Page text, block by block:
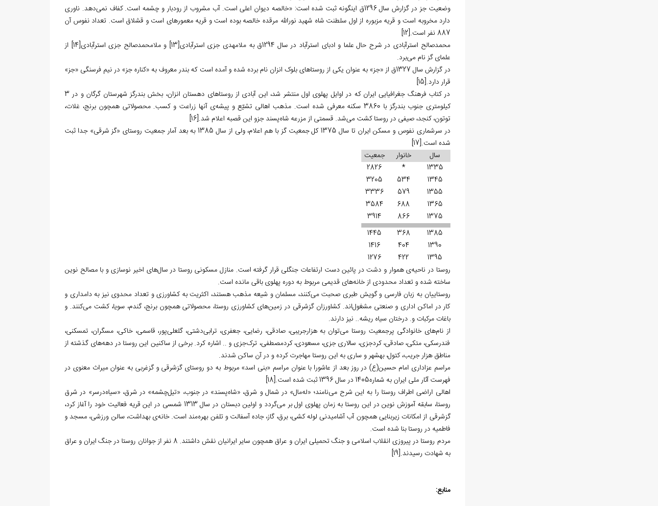
وضعیت جز در گزارش سال 1296ق اینگونه ثبت شده است: «خالصه دیوان اعلی است. آب مشروب از رودبار و چشمه است. کفاف نمی‌‏دهد. ناوری
دارد مخروبه است و قریه مزبوره از اول سلطنت شاه شهید نورالله مرقده خالصه بوده است و قریه معموره‏ای است و قشلاق است. تعداد نفوس آن
887 نفر است.
[12]
محمدصالح استرآبادی در شرح حال علما و ادبای استرآباد در سال 1294ق به ملامهدی جزی استرآبادی
[13] و ملامحمدصالح جزی استرآبادی[14]
از
علمای گز نام می‌‏برد.
در گزارش سال 1327ق از «جز» به عنوان یکی از روستاهای بلوک انزان نام برده شده و آمده است که بندر معروف به «کناره جز» در نیم فرسنگی «جز»
قرار دارد.[15]
در کتاب فرهنگ جغرافیایی ایران که در اوایل پهلوی اول منتشر شد، این آبادی از روستاهای دهستان انزان، بخش بندرگز شهرستان گرگان و در 3
کیلومتری جنوب بندرگز با 3860 سکنه معرفی شده ‌است. مذهب اهالی تشیّع و پیشه‌ی آنها زراعت و کسب. محصولاتی همچون برنج، غلات،
توتون، کنجد، صیفی در روستا کشت می‌شد. قسمتی از مزرعه شاه‌‏پسند جزو این قصبه اعلام شد.[16]
در سرشماری نفوس و مسکن ایران تا سال 1375 کل جمعیت گز با هم اعلام، ولی از سال 1385 به بعد آمار جمعیت روستای «گز شرقی» جدا ثبت
شده است.[17]
سال
خانوار
جمعیت
1335
*
2826
1345
534
3205
1355
579
3336
1365
688
3584
1375
866
3914
1385
368
1445
1390
404
1416
1395
422
1276
روستا در ناحیه‌‏ی هموار و دشت در پائین دست ارتفاعات جنگلی قرار گرفته است. منازل مسکونی روستا در سال‏‌های اخیر نوسازی و با مصالح نوین
ساخته شده‏ و تعداد محدودی از خانه‌‏های قدیمی مربوط به دوره پهلوی باقی مانده است.
روستاییان به زبان فارسی و گویش طبری صحبت می‏‌کنند، مسلمان و شیعه مذهب هستند، اکثریت به کشاورزی و تعداد محدوی نیز به دامداری و
کار در اماکن اداری و صنعتی مشغول‌اند. کشاورزان گزشرقی در زمین‌‏های کشاورزی روستا، محصولاتی همچون برنج، گندم، سویا، کشت می‏‌کنند. و
باغات مرکبات و. درختان سیاه ریشه.. نیز دارند.
از نام‌‏های خانوادگی پرجمعیت روستا می‌‏توان به هزارجریبی، صادقی، رضایی، جعفری، ترابی‏‌دشتی، گلعلی‏‌پور، قاسمی، خاکی، مسگران، تمسکنی،
فندرسکی، متکی، صادقی، کردجزی، سالاری جزی، مسعودی، کردمصطفی، ترک‌جزی و .. اشاره کرد. برخی از ساکنین این روستا در دهه‏‌های گذشته از
مناطق هزار جریب، کتول، بهشهر و ساری به این روستا مهاجرت کرده و در آن ساکن شدند.
مراسم عزاداری امام حسین(ع) در روز بعد از عاشورا با عنوان مراسم «بنی اسد» مربوط به دو روستای گزشرقی و گزغربی به عنوان میراث معنوی در
فهرست آثار ملی ایران به شماره1405 در سال 1396 ثبت شده است.
[18]
اهالی اراضی اطراف روستا را به این شرح می‌‏نامند؛ «له‌‏مال» در شمال و شرق، «شاه‌‏پسند» در جنوب، «تیل‌‏چشمه» در شرق، «سیاه‌‏درسر» در شرق
روستا، سابقه آموزش نوین در این روستا به زمان پهلوی اول بر می‏‌گردد و اولین دبستان در سال 1313 شمسی در این قریه فعالیت خود را آغاز کرد،
گزشرقی از امکانات زیربنایی همچون آب آشامیدنی لوله کشی، برق، گاز، جاده آسفالت و تلفن بهره‌مند است. خانه‌ی بهداشت، سالن ورزشی، مسجد و
فاطمیه در روستا بنا شده است.
مردم روستا در پیروزی انقلاب اسلامی و جنگ تحمیلی ایران و عراق همچون سایر ایرانیان نقش داشتند. 8 نفر از جوانان روستا در جنگ ایران و عراق
به شهادت رسیدند.[19]
منابع: